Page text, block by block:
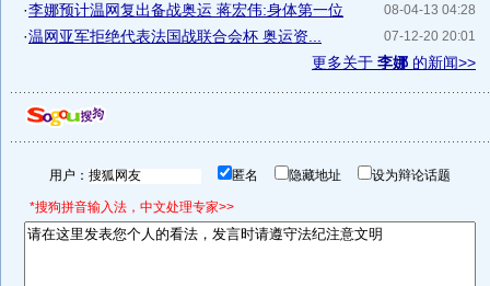
08-04-13 04:28
·李娜预计温网复出备战奥运 蒋宏伟:身体第一位
07-12-20 20:01
·温网亚军拒绝代表法国战联合会杯 奥运资...
更多关于 李娜 的新闻>>
用户： 匿名 隐藏地址 设为辩论话题
*搜狗拼音输入法，中文处理专家>>